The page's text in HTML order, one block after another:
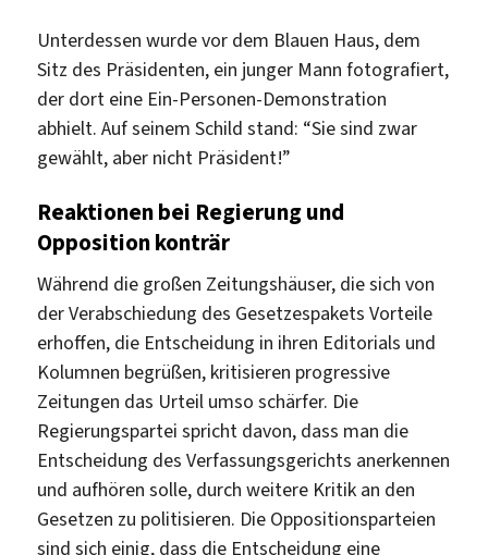
Unterdessen wurde vor dem Blauen Haus, dem
Sitz des Präsidenten, ein junger Mann fotografiert,
der dort eine Ein-Personen-Demonstration
abhielt. Auf seinem Schild stand: “Sie sind zwar
gewählt, aber nicht Präsident!”
Reaktionen bei Regierung und
Opposition konträr
Während die großen Zeitungshäuser, die sich von
der Verabschiedung des Gesetzespakets Vorteile
erhoffen, die Entscheidung in ihren Editorials und
Kolumnen begrüßen, kritisieren progressive
Zeitungen das Urteil umso schärfer. Die
Regierungspartei spricht davon, dass man die
Entscheidung des Verfassungsgerichts anerkennen
und aufhören solle, durch weitere Kritik an den
Gesetzen zu politisieren. Die Oppositionsparteien
sind sich einig, dass die Entscheidung eine